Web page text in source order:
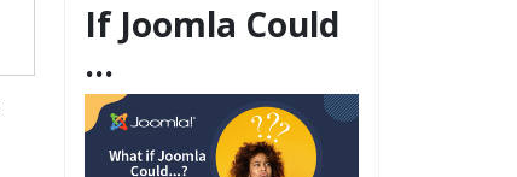
If Joomla Could
...